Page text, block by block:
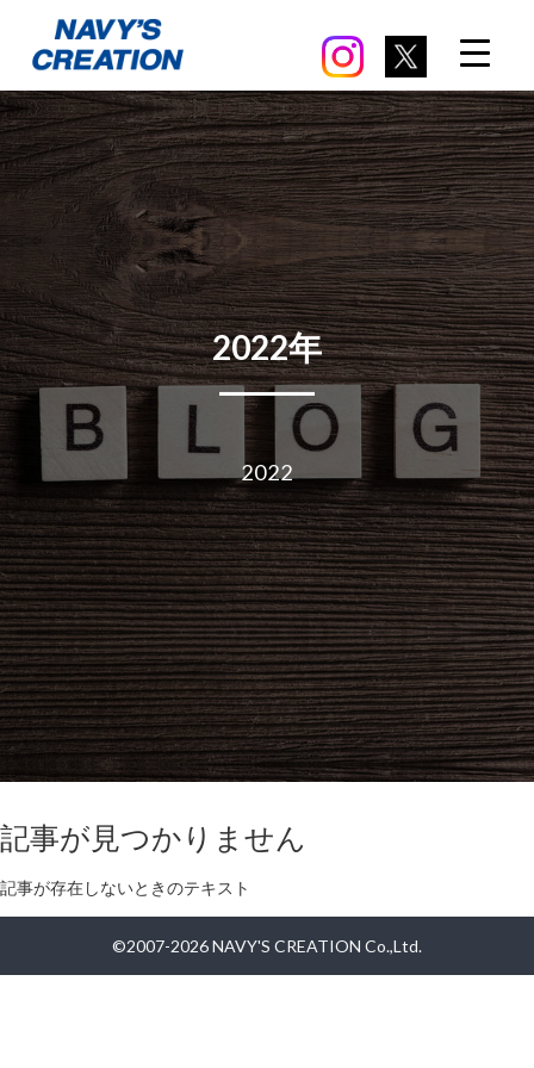
.
2022年
2022
記事が見つかりません
記事が存在しないときのテキスト
©2007-2026 NAVY'S CREATION Co.,Ltd.